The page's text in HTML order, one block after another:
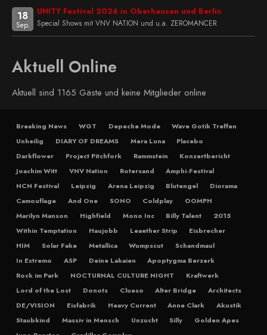
18
Sep.
UNITY Festival 2026 in Oberhausen und Berlin
Special Shows mit VNV NATION und u.a. ZEROMANCER
Aktuell Online
Aktuell sind 1165 Gäste und keine Mitglieder online
Breaking News WGT Depeche Mode
Wave Gotik Treffen
Unheilig
DIARY OF DREAMS Mera Luna
Placebo
Darkflower
Project Pitchfork Rammstein
Konzertbericht
Joachim Witt
VNV Nation Rotersand
Amphi-Festival
NCN Festival
Leipzig Arena Leipzig Blutengel
Diorama
Camouflage
And One SONO Coldplay
OOMPH
Marilyn Manson
Highfield Mono Inc Billy Talent
2015
Within Temptation
Haujobb Leaether Strip
Eisbrecher
HIM
Solar Fake Metallica Wumpscut
Schandmaul
In Extremo
ASP Deine Lakaien
Apoptygma Berzerk
Rock im Park
NOCTURNAL CULTURE NIGHT
Kraftwerk
Lord of the Lost
Donots Clueso Alter Bridge
Architects
DE/VISION
Eisfabrik Heavy Current Anne Clark
Akustik
Staubkind
Massiv in Mensch Unzucht Silly
Golden Apes